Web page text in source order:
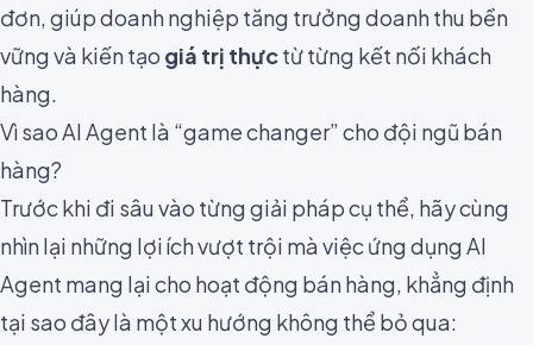
đơn, giúp doanh nghiệp tăng trưởng doanh thu bền
vững và kiến tạo giá trị thựctừ từng kết nối khách
hàng.
Vì sao AI Agent là “game changer” cho đội ngũ bán
hàng?
Trước khi đi sâu vào từng giải pháp cụ thể, hãy cùng
nhìn lại những lợi ích vượt trội mà việc ứng dụng AI
Agent mang lại cho hoạt động bán hàng, khẳng định
tại sao đây là một xu hướng không thể bỏ qua: